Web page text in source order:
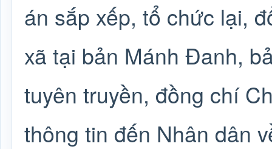
án sắp xếp, tổ chức lại,
xã tại bản Mánh Đanh,
tuyên truyền, đồng chí
thông tin đến Nhân dân